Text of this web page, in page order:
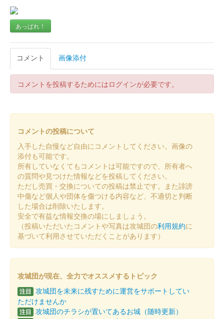
あっぱれ！
コメント 画像添付
コメントを投稿するためにはログインが必要です。
コメントの投稿について
入手した自慢など自由にコメントしてください。画像の
添付も可能です。
所有していなくてもコメントは可能ですので、所有者へ
の質問や見つけた情報などを投稿してください。
ただし売買・交換についての投稿は禁止です。また誹謗
中傷など個人や団体を傷つける内容など、不適切と判断
した場合は削除いたします。
安全で有益な情報交換の場にしましょう。
（投稿いただいたコメントや写真は攻城団の利用規約に
基づいて利用させていただくことがあります）
攻城団が現在、全力でオススメするトピック
注目 攻城団を未来に残すために運営をサポートしてい
ただけませんか
注目 攻城団のチラシが置いてあるお城（随時更新）